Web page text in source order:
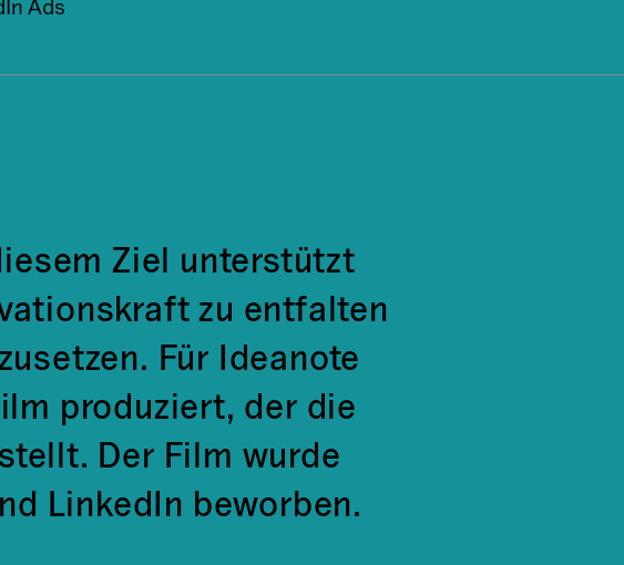
Ads
Ziel unterstützt
zu entfalten
Für Ideanote
produziert, der die
Der Film wurde
LinkedIn beworben.